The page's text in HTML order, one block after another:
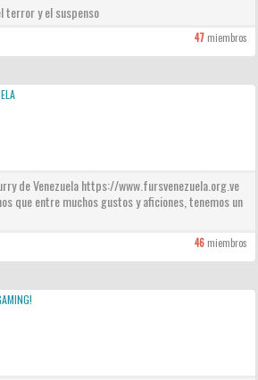
terror y el suspenso
47miembros
de Venezuela https://www.fursvenezuela.org.ve
que entre muchos gustos y aficiones, tenemos un
46miembros